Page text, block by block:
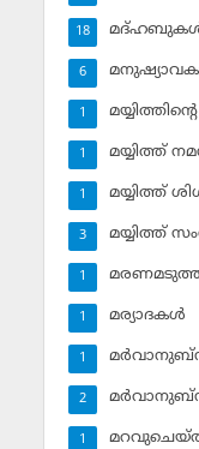
18
6
1
മയ്യിത്ത്
1
മയ്യിത്ത്
1
മയ്യിത്ത്
3
1
മര്യാദകള്‍
1
1
2
1